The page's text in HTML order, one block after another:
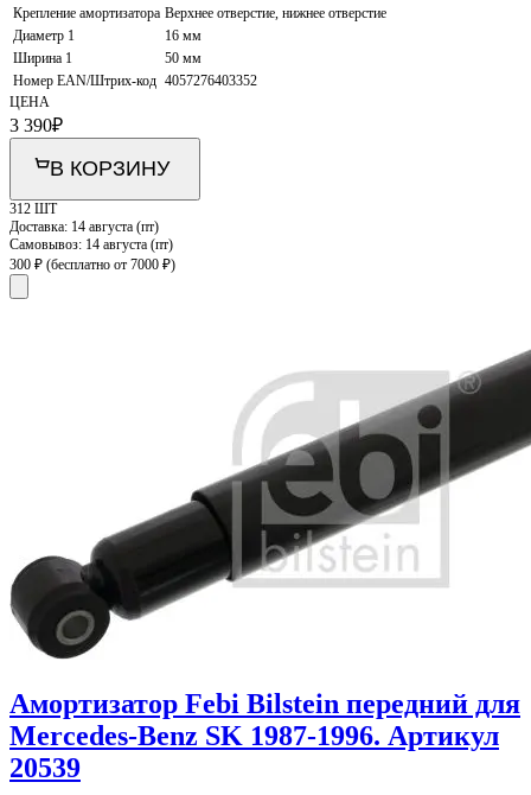
Крепление амортизатора Верхнее отверстие, нижнее отверстие
Диаметр 1
16 мм
Ширина 1
50 мм
Номер EAN/Штрих-код 4057276403352
ЦЕНА
3 390₽
В КОРЗИНУ
312 ШТ
Доставка: 14 августа (пт)
Самовывоз: 14 августа (пт)
300 ₽ (бесплатно от 7000 ₽)
Амортизатор Febi Bilstein передний для
Mercedes-Benz SK 1987-1996. Артикул
20539